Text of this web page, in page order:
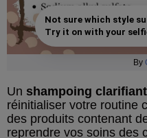
Not sure which style
Try it on with your
By
Un shampoing clarifiant
réinitialiser votre routine
des produits contenant
reprendre vos soins des